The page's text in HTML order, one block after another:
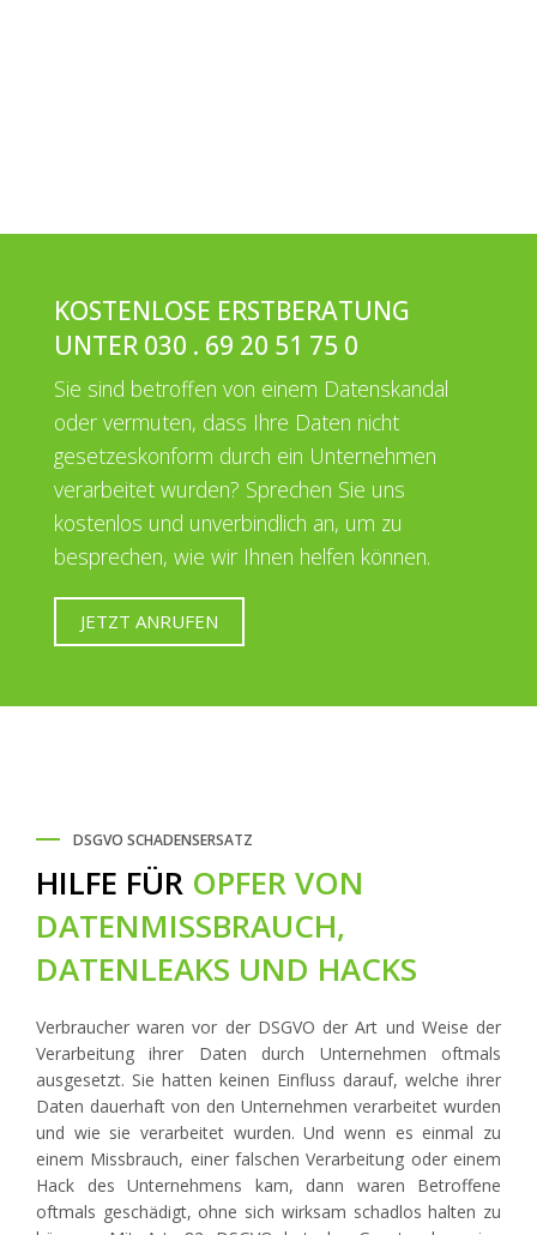
KOSTENLOSE ERSTBERATUNG
UNTER 030 . 69 20 51 75 0
Sie sind betroffen von einem Datenskandal
oder vermuten, dass Ihre Daten nicht
gesetzeskonform durch ein Unternehmen
verarbeitet wurden? Sprechen Sie uns
kostenlos und unverbindlich an, um zu
besprechen, wie wir Ihnen helfen können.
JETZT ANRUFEN
DSGVO SCHADENSERSATZ
HILFE FÜR OPFER VON
DATENMISSBRAUCH,
DATENLEAKS UND HACKS
Verbraucher waren vor der DSGVO der Art und Weise der
Verarbeitung ihrer Daten durch Unternehmen oftmals
ausgesetzt. Sie hatten keinen Einfluss darauf, welche ihrer
Daten dauerhaft von den Unternehmen verarbeitet wurden
und wie sie verarbeitet wurden. Und wenn es einmal zu
einem Missbrauch, einer falschen Verarbeitung oder einem
Hack des Unternehmens kam, dann waren Betroffene
oftmals geschädigt, ohne sich wirksam schadlos halten zu